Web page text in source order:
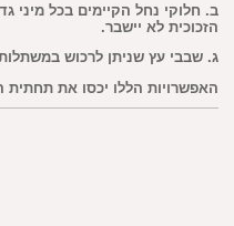
ב. חלוקי נחל הקיימים בכל מיני
הזכוכית לא יישבר.
ג. שבבי עץ שניתן לרכוש
האפשרויות הללו יכסו את תחתית